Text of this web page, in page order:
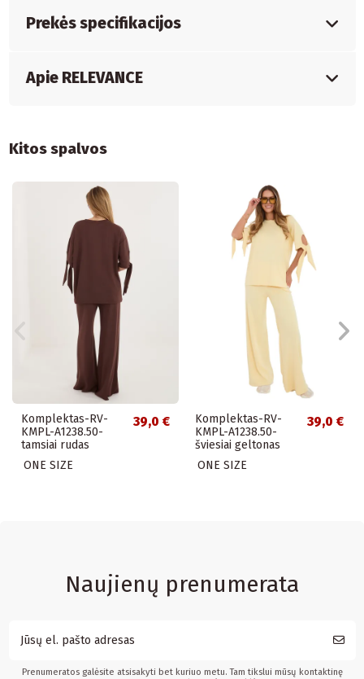
Prekės specifikacijos
Apie RELEVANCE
Kitos spalvos
Komplektas-RV-
KMPL-A1238.50-
tamsiai rudas
39,0 €
ONE SIZE
Komplektas-RV-
KMPL-A1238.50-
šviesiai geltonas
39,0 €
ONE SIZE
Naujienų prenumerata
Prenumeratos galėsite atsisakyti bet kuriuo metu. Tam tikslui mūsų kontaktinę